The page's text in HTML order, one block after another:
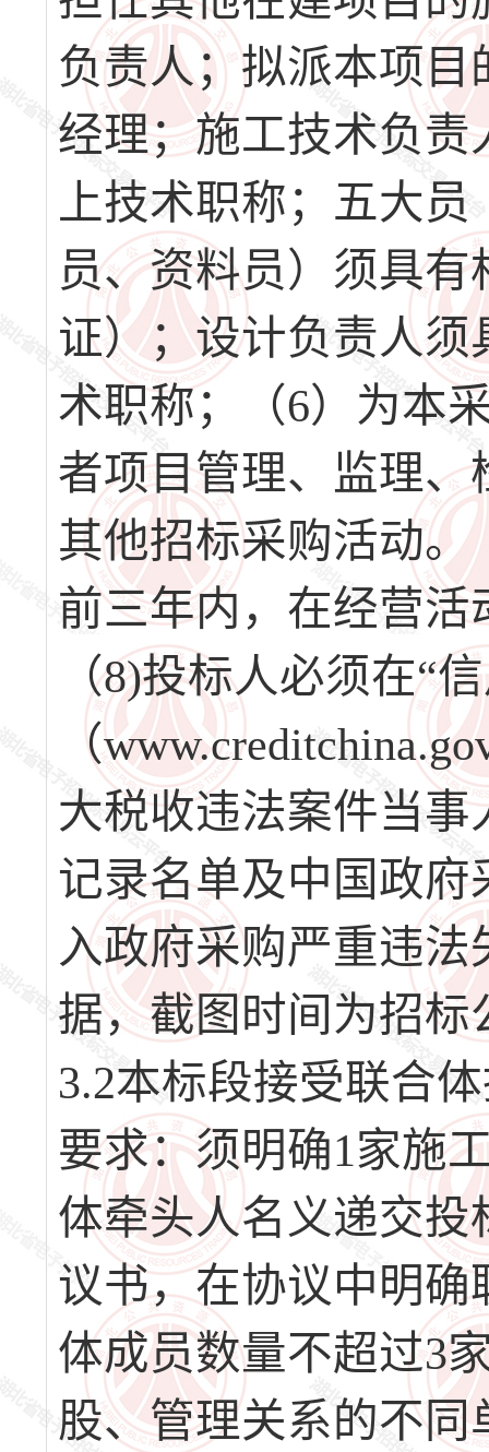
负责人；拟派本项
经理；施工技术负
上技术职称；五大
员、资料员）须具
证）；设计负责人
术职称；（6）为本
者项目管理、监理
其他招标采购活动
前三年内，在经营
（8)投标人必须在“
（
大税收违法案件当
记录名单及中国政府
入政府采购严重违
据，截图时间为招
3.2本标段接受联合
要求：须明确1家施
体牵头人名义递交
议书，在协议中明
体成员数量不超过3
股、管理关系的不